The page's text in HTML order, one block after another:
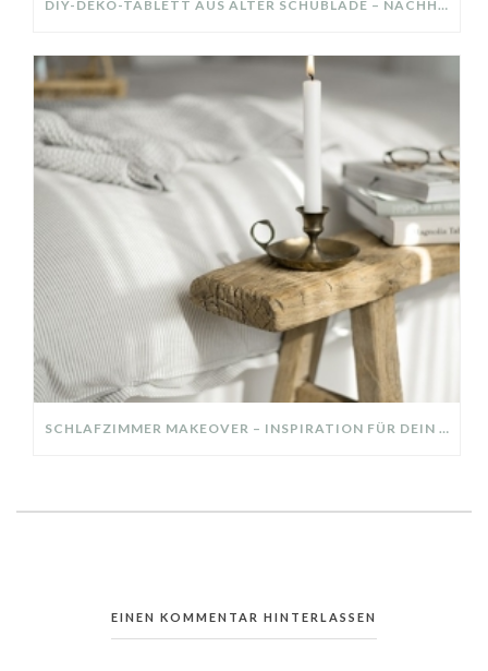
DIY-DEKO-TABLETT AUS ALTER SCHUBLADE – NACHHALTIGE HERBSTDEKO SELBER MACHEN!
SCHLAFZIMMER MAKEOVER – INSPIRATION FÜR DEIN SCHLAFZIMMER: AUS ALT MACH NEU – HELL, GEMÜTLICH UND EINLADEND
EINEN KOMMENTAR HINTERLASSEN